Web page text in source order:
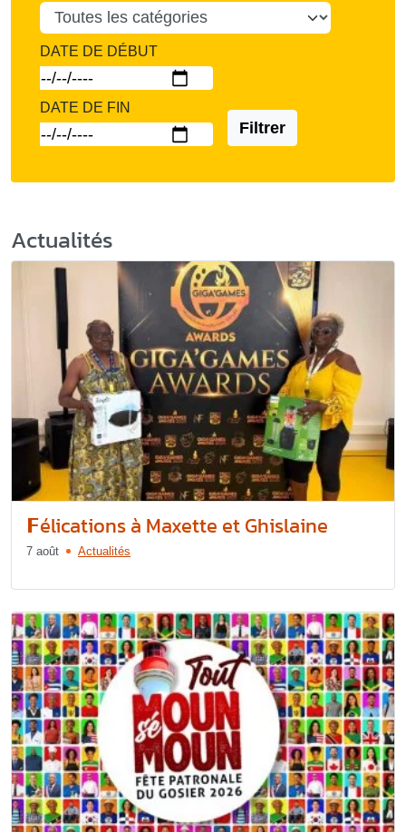
DATE DE DÉBUT
DATE DE FIN
Filtrer
Actualités
𝗙élications à Maxette et Ghislaine
7 août Actualités